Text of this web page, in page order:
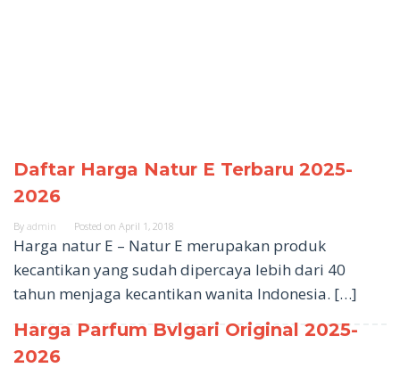
Info
Harga
Terbaru
dan
Terkini
Daftar Harga Natur E Terbaru 2025-
2026
By admin Posted on April 1, 2018
Harga natur E – Natur E merupakan produk
kecantikan yang sudah dipercaya lebih dari 40
tahun menjaga kecantikan wanita Indonesia. […]
Harga Parfum Bvlgari Original 2025-
2026